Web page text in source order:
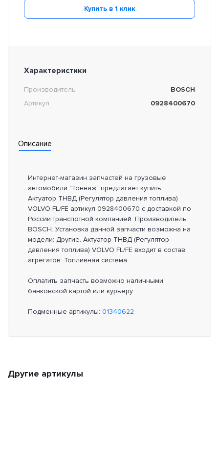
Купить в 1 клик
Характеристики
Производитель
BOSCH
Артикул
0928400670
Описание
Интернет-магазин запчастей на грузовые
автомобили "Тоннаж" предлагает купить
Актуатор ТНВД (Регулятор давления топлива)
VOLVO FL/FE артикул 0928400670 с доставкой по
России транспотной компанией. Производитель
BOSCH. Установка данной запчасти возможна на
модели: Другие. Актуатор ТНВД (Регулятор
давления топлива) VOLVO FL/FE входит в состав
агрегатов: Топливная система.
Оплатить запчасть возможно наличными,
банковской картой или курьеру.
Подменные артикулы: 01340622
Другие артикулы